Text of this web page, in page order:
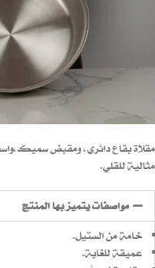
مقلاة بقاع دائري، ومقبض
مثالية للقلي.
مواصفات يتميز بها المنتج
خامة من الستيل.
عميقة للغاية.